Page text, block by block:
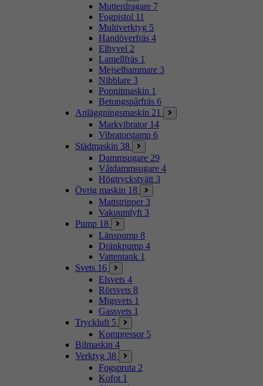
Mutterdragare 7
Fogpistol 11
Multiverktyg 5
Handöverfräs 4
Elhyvel 2
Lamellfräs 1
Mejselhammare 3
Nibblare 3
Popnitmaskin 1
Betongspårfräs 6
Anläggningsmaskin 21
Markvibrator 14
Vibratorstamp 6
Städmaskin 38
Dammsugare 29
Våtdammsugare 4
Högtryckstvätt 3
Övrig maskin 18
Mattstripper 3
Vakuumlyft 3
Pump 18
Länspump 8
Dränkpump 4
Vattentank 1
Svets 16
Elsvets 4
Rörsvets 8
Migsvets 1
Gassvets 1
Tryckluft 5
Kompressor 5
Bilmaskin 4
Verktyg 38
Fogspruta 2
Kofot 1